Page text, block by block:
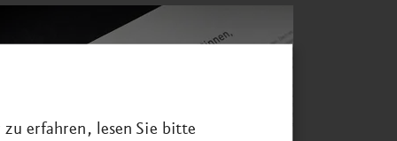
zu erfahren, lesen Sie bitte